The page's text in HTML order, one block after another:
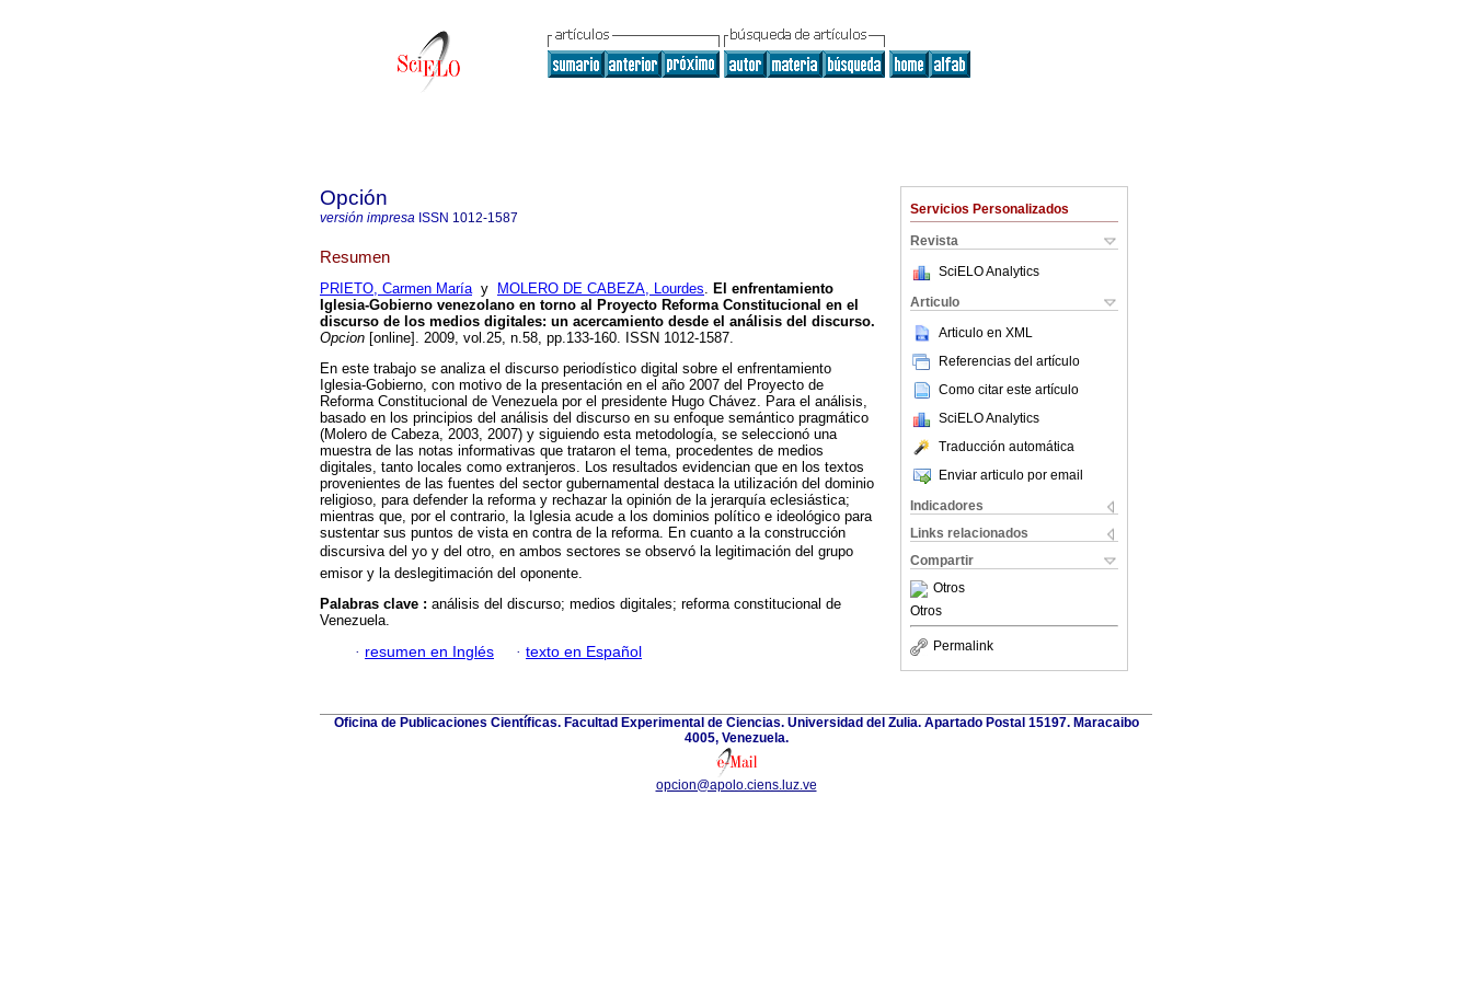
Servicios Personalizados
Revista
SciELO Analytics
Articulo
Articulo en XML
Referencias del artículo
Como citar este artículo
SciELO Analytics
Traducción automática
Enviar articulo por email
Indicadores
Links relacionados
Compartir
Otros
Otros
Permalink
Opción
versión impresa ISSN 1012-1587
Resumen
PRIETO, Carmen Maríay MOLERO DE CABEZA, Lourdes. El enfrentamiento
Iglesia-Gobierno venezolano en torno al Proyecto Reforma Constitucional en el
discurso de los medios digitales: un acercamiento desde el análisis del discurso.
Opcion [online]. 2009, vol.25, n.58, pp.133-160. ISSN 1012-1587.
En este trabajo se analiza el discurso periodístico digital sobre el enfrentamiento
Iglesia-Gobierno, con motivo de la presentación en el año 2007 del Proyecto de
Reforma Constitucional de Venezuela por el presidente Hugo Chávez. Para el análisis,
basado en los principios del análisis del discurso en su enfoque semántico pragmático
(Molero de Cabeza, 2003, 2007) y siguiendo esta metodología, se seleccionó una
muestra de las notas informativas que trataron el tema, procedentes de medios
digitales, tanto locales como extranjeros. Los resultados evidencian que en los textos
provenientes de las fuentes del sector gubernamental destaca la utilización del dominio
religioso, para defender la reforma y rechazar la opinión de la jerarquía eclesiástica;
mientras que, por el contrario, la Iglesia acude a los dominios político e ideológico para
sustentar sus puntos de vista en contra de la reforma. En cuanto a la construcción
discursiva del yo y del otro, en ambos sectores se observó la legitimación del grupo
emisor y la deslegitimación del oponente.
Palabras clave : análisis del discurso; medios digitales; reforma constitucional de
Venezuela.
· resumen en Inglés · texto en Español
Oficina de Publicaciones Científicas. Facultad Experimental de Ciencias. Universidad del Zulia. Apartado Postal 15197. Maracaibo
4005, Venezuela.
opcion@apolo.ciens.luz.ve